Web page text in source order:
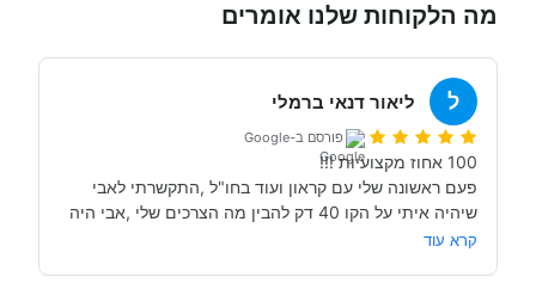
מה הלקוחות שלנו אומרים
ל ליאור דנאי ברמלי
פורסם ב-Google
קרא עוד